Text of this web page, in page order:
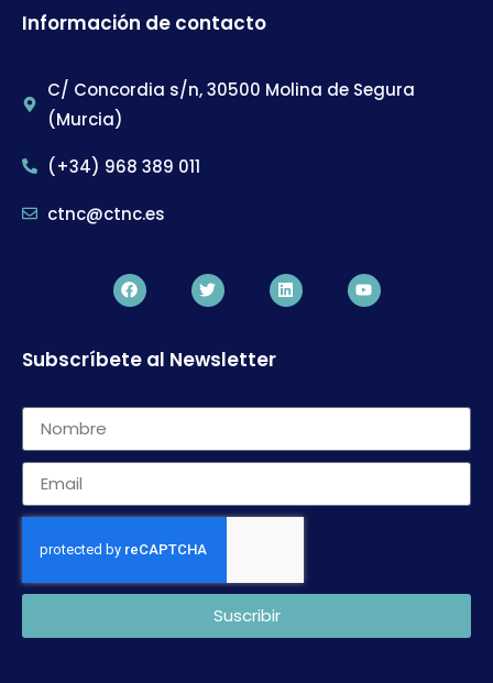
Información de contacto
C/ Concordia s/n, 30500 Molina de Segura
(Murcia)
(+34) 968 389 011
ctnc@ctnc.es
Subscríbete al Newsletter
Suscribir